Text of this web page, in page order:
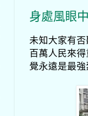
身處風眼
未知大家有
百萬人民來
覺永遠是最